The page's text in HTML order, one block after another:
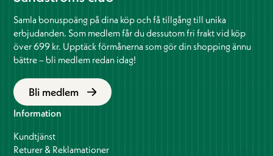
Samla bonuspoäng på dina köp och få tillgång till unika
erbjudanden. Som medlem får du dessutom fri frakt vid köp
över 699 kr. Upptäck förmånerna som gör din shopping ännu
bättre – bli medlem redan idag!
Bli medlem
Information
Kundtjänst
Returer & Reklamationer